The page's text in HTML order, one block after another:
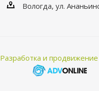
Вологда, ул.
Разработка и продвижение